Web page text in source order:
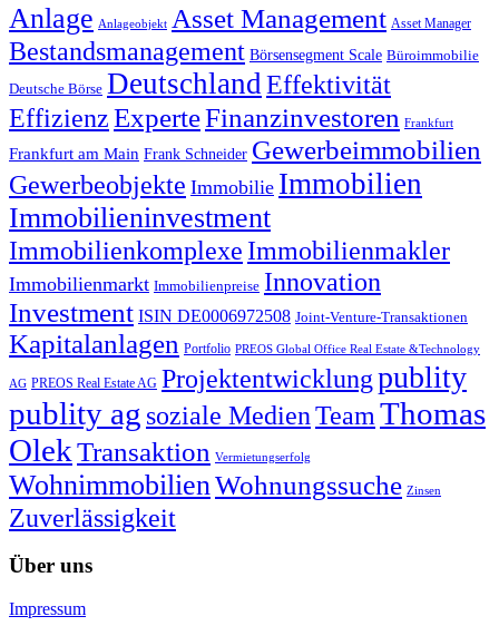
Anlage Anlageobjekt Asset Management Asset Manager
Bestandsmanagement Börsensegment Scale Büroimmobilie
Deutsche Börse Deutschland Effektivität
EffizienzExperteFinanzinvestoren Frankfurt
Frankfurt am Main Frank Schneider Gewerbeimmobilien
Gewerbeobjekte Immobilie Immobilien
Immobilieninvestment
Immobilienkomplexe Immobilienmakler
Immobilienmarkt Immobilienpreise Innovation
Investment ISIN DE0006972508 Joint-Venture-Transaktionen
Kapitalanlagen Portfolio PREOS Global Office Real Estate &Technology
AG PREOS Real Estate AG Projektentwicklungpublity
publity ag soziale MedienTeam Thomas
OlekTransaktion Vermietungserfolg
WohnimmobilienWohnungssuche Zinsen
Zuverlässigkeit
Über uns
Impressum